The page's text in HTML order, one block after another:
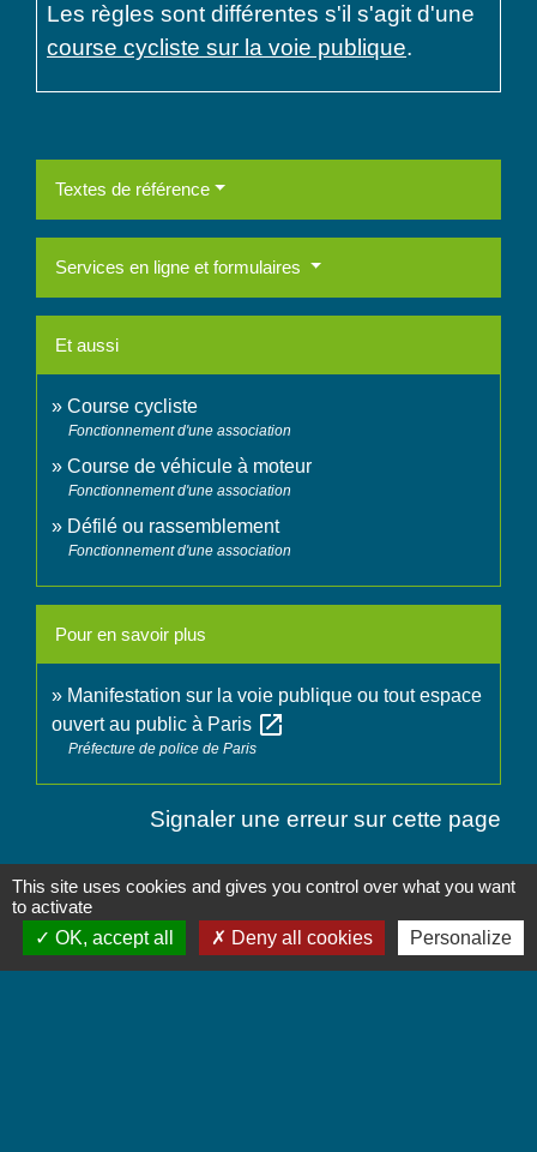
Les règles sont différentes s'il s'agit d'une
course cycliste sur la voie publique.
Textes de référence
Services en ligne et formulaires
Et aussi
Course cycliste
Fonctionnement d'une association
Course de véhicule à moteur
Fonctionnement d'une association
Défilé ou rassemblement
Fonctionnement d'une association
Pour en savoir plus
Manifestation sur la voie publique ou tout espace
ouvert au public à Paris open_in_new
Préfecture de police de Paris
Signaler une erreur sur cette page
Contactez-nous
This site uses cookies and gives you control over what you want
to activate
OK, accept all
Deny all cookies Personalize